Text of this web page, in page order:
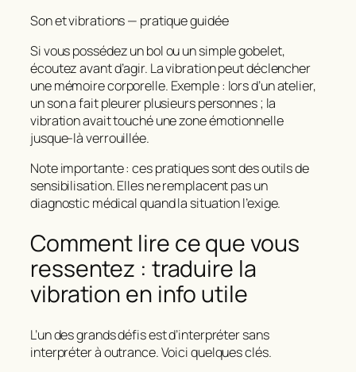
Son et vibrations — pratique guidée
Si vous possédez un bol ou un simple gobelet,
écoutez avant d’agir. La vibration peut déclencher
une mémoire corporelle. Exemple : lors d’un atelier,
un son a fait pleurer plusieurs personnes ; la
vibration avait touché une zone émotionnelle
jusque-là verrouillée.
Note importante : ces pratiques sont des outils de
sensibilisation. Elles ne remplacent pas un
diagnostic médical quand la situation l’exige.
Comment lire ce que vous
ressentez : traduire la
vibration en info utile
L’un des grands défis est d’interpréter sans
interpréter à outrance. Voici quelques clés.